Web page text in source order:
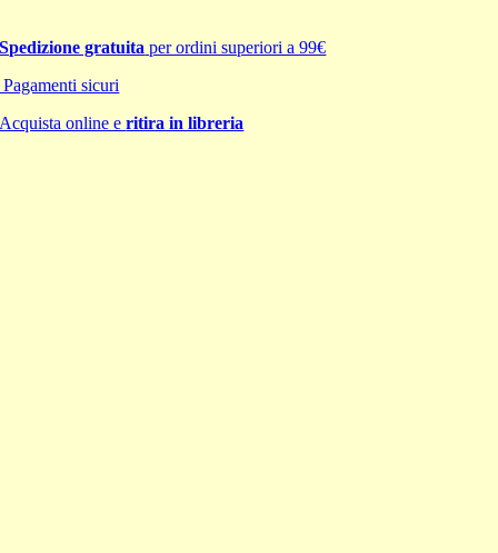
Spedizione gratuita per ordini superiori a 99€
Pagamenti sicuri
Acquista online eritira in libreria